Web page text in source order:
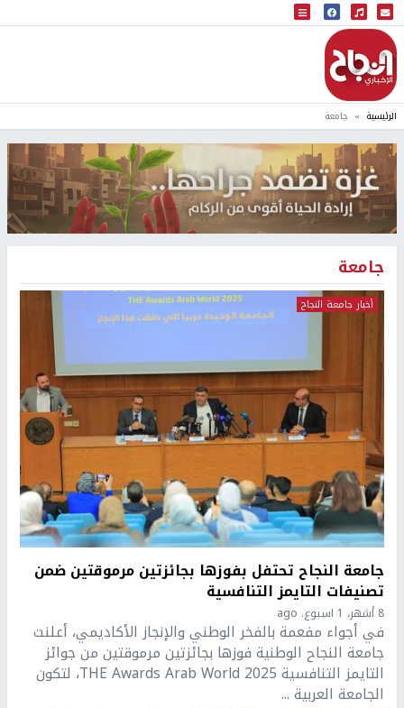
البث المباشر
إذاعة النجاح
الرئيسية جامعة
جامعة
أخبار جامعة النجاح
جامعة النجاح تحتفل بفوزها بجائزتين مرموقتين ضمن
تصنيفات التايمز التنافسية
8 أشهر، 1 اسبوع. ago
في أجواء مفعمة بالفخر الوطني والإنجاز الأكاديمي، أعلنت
جامعة النجاح الوطنية فوزها بجائزتين مرموقتين من جوائز
التايمز التنافسية THE Awards Arab World 2025، لتكون
الجامعة العربية ...